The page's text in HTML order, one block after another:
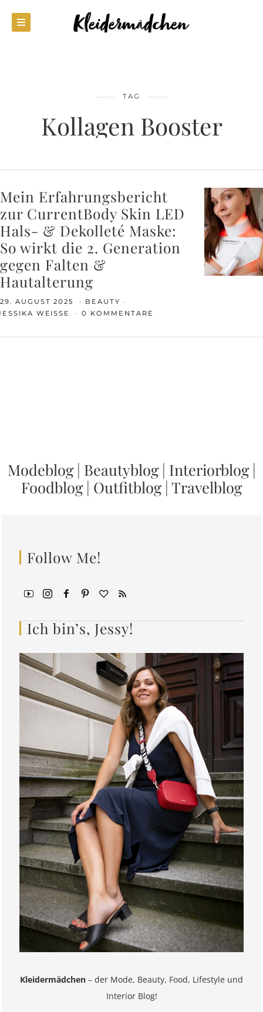
TAG
Kollagen Booster
Mein Erfahrungsbericht
zur CurrentBody Skin LED
Hals- & Dekolleté Maske:
So wirkt die 2. Generation
gegen Falten &
Hautalterung
29. AUGUST 2025
BEAUTY
WEISSE
0 KOMMENTARE
Modeblog| Beautyblog| Interiorblog|
Foodblog| Outfitblog| Travelblog
Follow Me!
Ich bin’s, Jessy!
Kleidermädchen – der Mode, Beauty, Food, Lifestyle und
Interior Blog!